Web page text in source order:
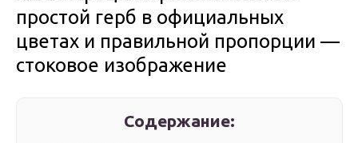
простой герб в официальных
цветах и правильной пропорции —
стоковое изображение
Содержание: